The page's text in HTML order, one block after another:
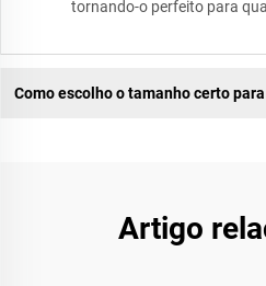
tornando-o perfeito para
Como escolho o tamanho certo
Artigo